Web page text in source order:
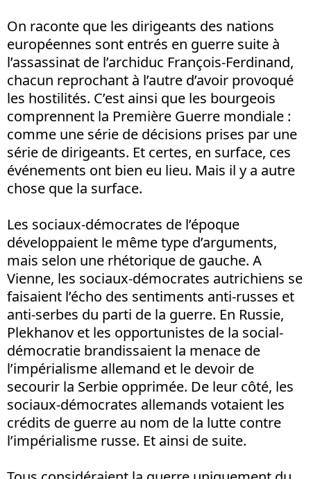
On raconte que les dirigeants des nations
européennes sont entrés en guerre suite à
l’assassinat de l’archiduc François-Ferdinand,
chacun reprochant à l’autre d’avoir provoqué
les hostilités. C’est ainsi que les bourgeois
comprennent la Première Guerre mondiale :
comme une série de décisions prises par une
série de dirigeants. Et certes, en surface, ces
événements ont bien eu lieu. Mais il y a autre
chose que la surface.
Les sociaux-démocrates de l’époque
développaient le même type d’arguments,
mais selon une rhétorique de gauche. A
Vienne, les sociaux-démocrates autrichiens se
faisaient l’écho des sentiments anti-russes et
anti-serbes du parti de la guerre. En Russie,
Plekhanov et les opportunistes de la social-
démocratie brandissaient la menace de
l’impérialisme allemand et le devoir de
secourir la Serbie opprimée. De leur côté, les
sociaux-démocrates allemands votaient les
crédits de guerre au nom de la lutte contre
l’impérialisme russe. Et ainsi de suite.